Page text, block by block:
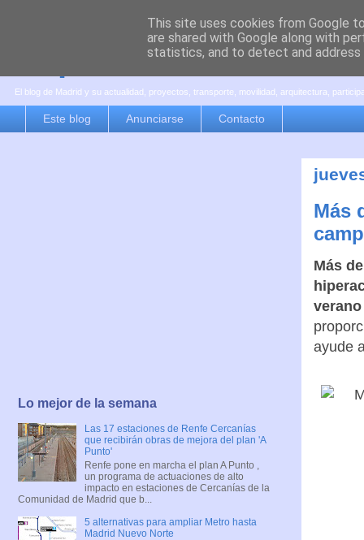
es por madrid
El blog de Madrid y su actualidad, proyectos, transporte, movilidad, arquitectura,
Este blog Anunciarse Contacto
Más
Más
ayude
Lo mejor de la semana
Las 17 estaciones de Renfe Cercanías
que recibirán obras de mejora del plan 'A
Punto'
Renfe pone en marcha el plan A Punto ,
un programa de actuaciones de alto
impacto en estaciones de Cercanías de la
Comunidad de Madrid que b...
5 alternativas para ampliar Metro hasta
Madrid Nuevo Norte
This site uses cookies from Google
are shared with Google along with
statistics, and to detect and address